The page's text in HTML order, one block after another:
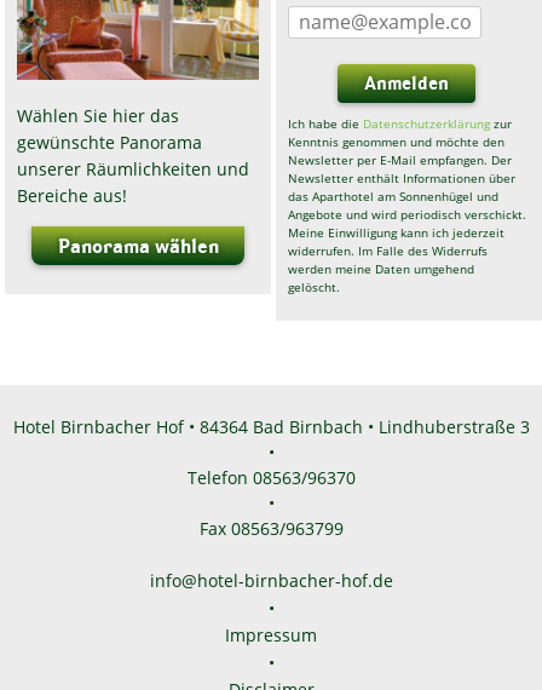
Wählen Sie hier das
gewünschte Panorama
unserer Räumlichkeiten und
Bereiche aus!
Panorama wählen
Anmelden
Ich habe die Datenschutzerklärung zur
Kenntnis genommen und möchte den
Newsletter per E-Mail empfangen. Der
Newsletter enthält Informationen über
das Aparthotel am Sonnenhügel und
Angebote und wird periodisch verschickt.
Meine Einwilligung kann ich jederzeit
widerrufen. Im Falle des Widerrufs
werden meine Daten umgehend
gelöscht.
Hotel Birnbacher Hof • 84364 Bad Birnbach • Lindhuberstraße 3
•
Telefon 08563/96370
•
Fax 08563/963799
info@hotel-birnbacher-hof.de
•
Impressum
•